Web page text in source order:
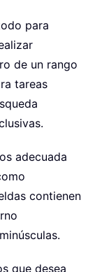
para
de un rango
tareas
adecuada
contienen
que desea